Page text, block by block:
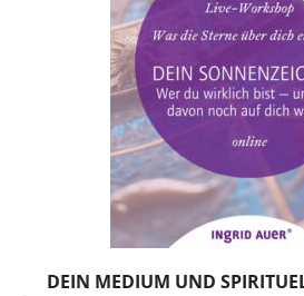
DEIN MEDIUM UND